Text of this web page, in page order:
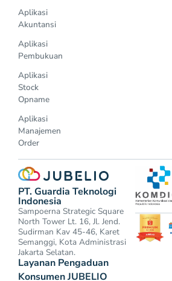
Aplikasi
Akuntansi
Aplikasi
Pembukuan
Aplikasi
Stock
Opname
Aplikasi
Manajemen
Order
PT. Guardia Teknologi
Indonesia
Sampoerna Strategic Square
North Tower Lt. 16, Jl. Jend.
Sudirman Kav 45-46, Karet
Semanggi, Kota Administrasi
Jakarta Selatan.
Layanan Pengaduan
Konsumen JUBELIO